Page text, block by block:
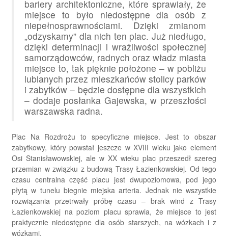
bariery architektoniczne, które sprawiały, że
miejsce to było niedostępne dla osób z
niepełnosprawnościami. Dzięki zmianom
„odzyskamy” dla nich ten plac. Już niedługo,
dzięki determinacji i wrażliwości społecznej
samorządowców, radnych oraz władz miasta
miejsce to, tak pięknie położone – w pobliżu
lubianych przez mieszkańców stolicy parków
i zabytków – będzie dostępne dla wszystkich
– dodaje posłanka Gajewska, w przeszłości
warszawska radna.
Plac Na Rozdrożu to specyficzne miejsce. Jest to obszar
zabytkowy, który powstał jeszcze w XVIII wieku jako element
Osi Stanisławowskiej, ale w XX wieku plac przeszedł szereg
przemian w związku z budową Trasy Łazienkowskiej. Od tego
czasu centralna część placu jest dwupoziomowa, pod jego
płytą w tunelu biegnie miejska arteria. Jednak nie wszystkie
rozwiązania przetrwały próbę czasu – brak wind z Trasy
Łazienkowskiej na poziom placu sprawia, że miejsce to jest
praktycznie niedostępne dla osób starszych, na wózkach i z
wózkami.